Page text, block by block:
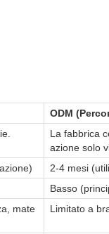
ODM
La fabbrica
azione solo
2-4 mesi
Basso
mate
Limitato a